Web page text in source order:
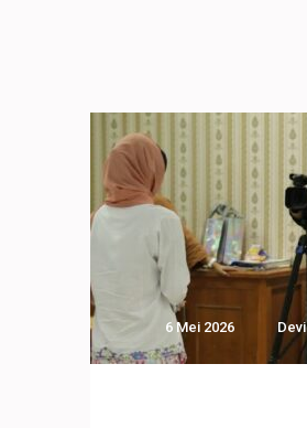
6 Mei 2026